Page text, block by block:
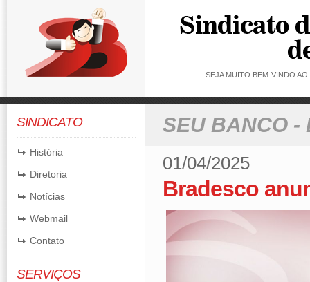
SEJA MUITO BEM-VINDO
SINDICATO
História
Diretoria
Notícias
Webmail
Contato
SERVIÇOS
SEU BANCO -
01/04/2025
Bradesco